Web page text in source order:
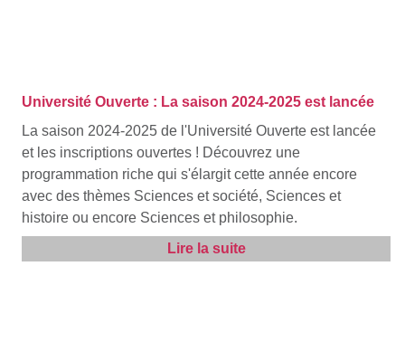
Université Ouverte : La saison 2024-2025 est lancée
La saison 2024-2025 de l'Université Ouverte est lancée
et les inscriptions ouvertes ! Découvrez une
programmation riche qui s'élargit cette année encore
avec des thèmes Sciences et société, Sciences et
histoire ou encore Sciences et philosophie.
Lire la suite